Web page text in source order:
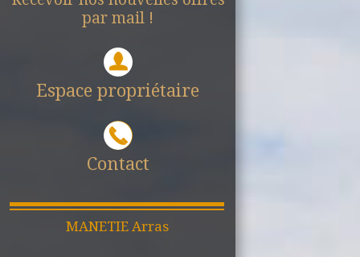
par mail !
Espace propriétaire
Contact
MANETIE Arras